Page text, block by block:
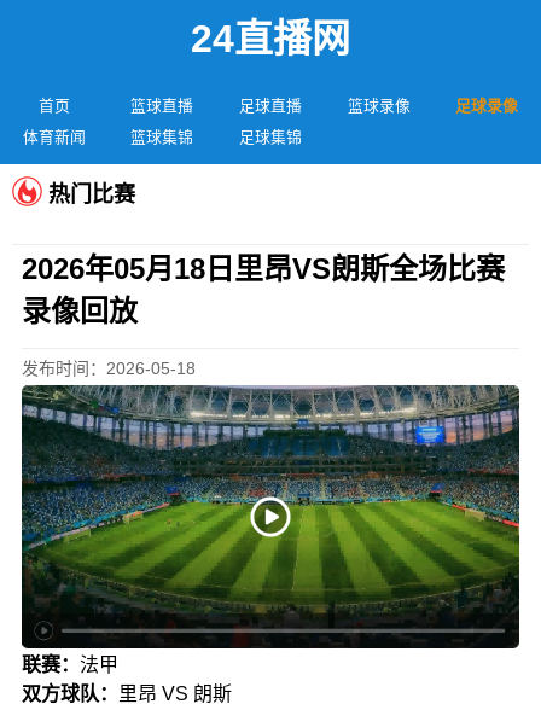
24直播网
首页 篮球直播 足球直播 篮球录像
足球录像
体育新闻
篮球集锦 足球集锦
热门比赛
2026年05月18日里昂VS朗斯全场比赛
录像回放
发布时间：2026-05-18
联赛： 法甲
双方球队：
里昂 VS 朗斯